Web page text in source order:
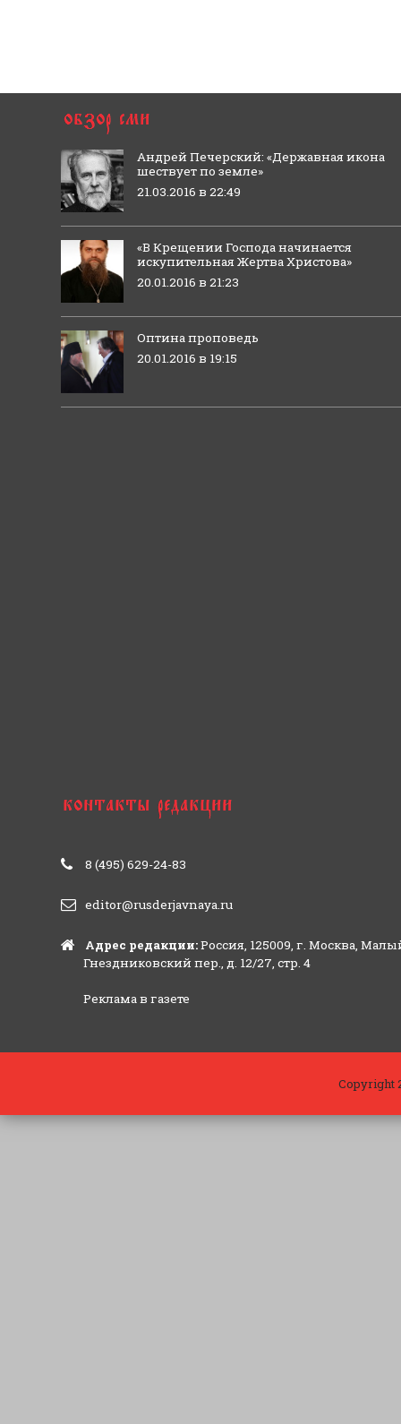
Андрей Печерский: «Державная икона
шествует по земле»
21.03.2016 в 22:49
«В Крещении Господа начинается
искупительная Жертва Христова»
20.01.2016 в 21:23
Оптина проповедь
20.01.2016 в 19:15
8 (495) 629-24-83
editor@rusderjavnaya.ru
Адрес редакции:Россия, 125009, г. Москва,
Гнездниковский пер., д. 12/27, стр. 4
Реклама в газете
Copyright